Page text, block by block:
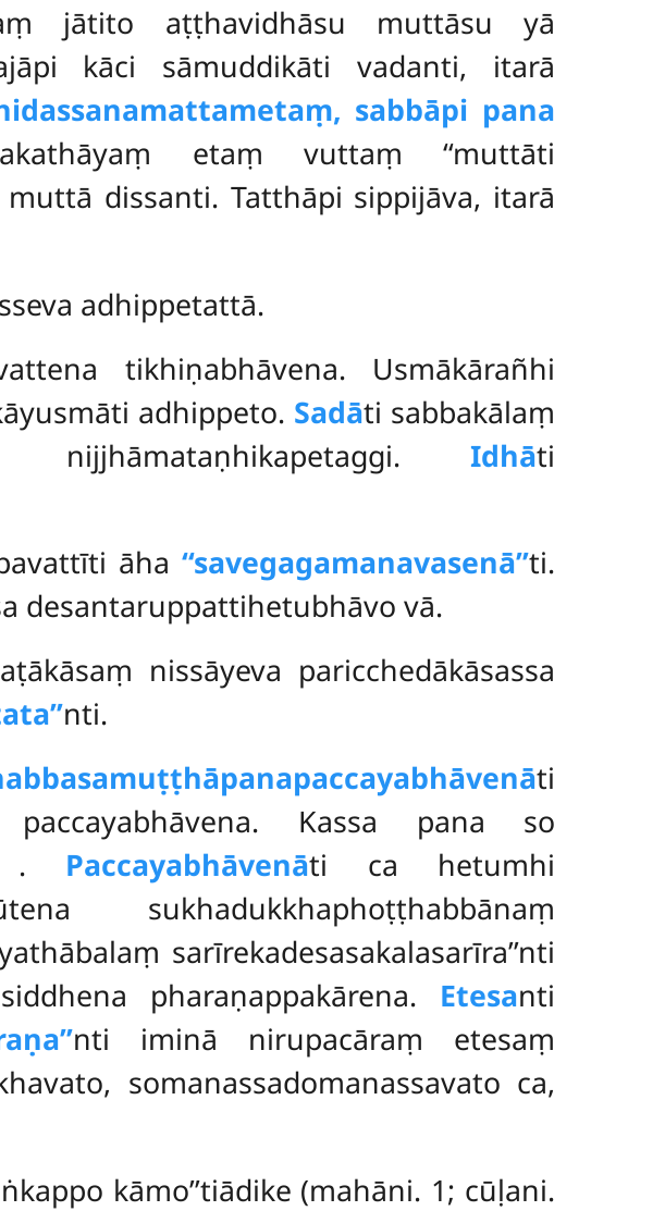
jātito aṭṭhavidhāsu muttāsu yā
kāci sāmuddikāti vadanti, itarā
sabbāpi pana
etaṃ vuttaṃ ‘‘muttāti
dissanti. Tatthāpi sippijāva, itarā
adhippetattā.
tikhiṇabhāvena. Usmākārañhi
adhippeto. Sadāti sabbakālaṃ
nijjhāmataṇhikapetaggi.Idhāti
āha‘‘savegagamanavasenā’’ti.
desantaruppattihetubhāvo vā.
nissāyeva paricchedākāsassa
nti.
ti
paccayabhāvena. Kassa pana so
. Paccayabhāvenāti ca hetumhi
sukhadukkhaphoṭṭhabbānaṃ
sarīrekadesasakalasarīra’’nti
pharaṇappakārena. Etesanti
nti iminā nirupacāraṃ etesaṃ
somanassadomanassavato ca,
kāmo’’tiādike (mahāni. 1; cūḷani.